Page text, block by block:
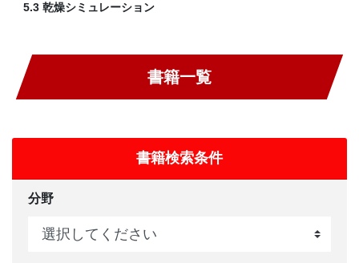
5.3 乾燥シミュレーション
書籍一覧
書籍検索条件
分野